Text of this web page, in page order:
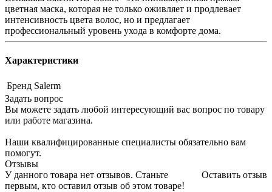
цветная маска, которая не только оживляет и продлевает
интенсивность цвета волос, но и предлагает
профессиональный уровень ухода в комфорте дома.
Характеристики
Бренд Salerm
Задать вопрос
Вы можете задать любой интересующий вас вопрос по товару
или работе магазина.
Наши квалифицированные специалисты обязательно вам
помогут.
Отзывы
Оставить отзыв
У данного товара нет отзывов. Станьте
первым, кто оставил отзыв об этом товаре!